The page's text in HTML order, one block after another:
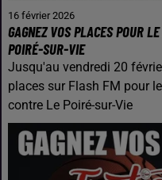
16 février 2026
GAGNEZ VOS PLACES POUR
POIRÉ-SUR-VIE
Jusqu'au vendredi 20
places sur Flash FM pour
contre Le Poiré-sur-Vie